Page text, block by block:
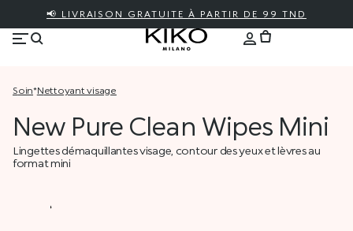
📢 LIVRAISON GRATUITE À PARTIR DE 99 TND
soin* nettoyant visage
New Pure Clean Wipes Mini
Lingettes démaquillantes visage, contour des yeux et lèvres au
format mini